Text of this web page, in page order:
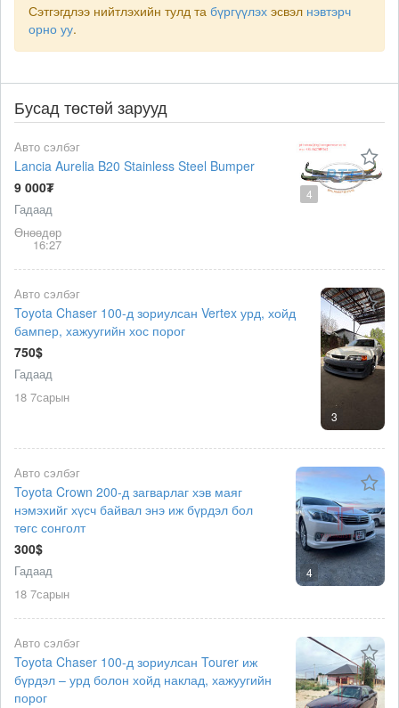
Сэтгэгдлээ нийтлэхийн тулд та бүргүүлэх эсвэл нэвтэрч
орно уу.
Бусад төстөй зарууд
4
Авто сэлбэг
Lancia Aurelia B20 Stainless Steel Bumper
9 000₮
Гадаад
Өнөөдөр
16:27
3
Авто сэлбэг
Toyota Chaser 100-д зориулсан Vertex урд, хойд
бампер, хажуугийн хос порог
750$
Гадаад
18 7сарын
4
Авто сэлбэг
Toyota Crown 200-д загварлаг хэв маяг
нэмэхийг хүсч байвал энэ иж бүрдэл бол
төгс сонголт
300$
Гадаад
18 7сарын
Авто сэлбэг
Toyota Chaser 100-д зориулсан Tourer иж
бүрдэл – урд болон хойд наклад, хажуугийн
порог